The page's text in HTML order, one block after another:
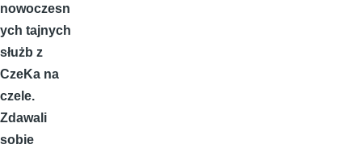
nowoczesn
ych tajnych
służb z
CzeKa na
czele.
Zdawali
sobie